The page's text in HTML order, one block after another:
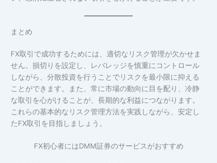
まとめ
FX取引で成功するためには、適切なリスク管理が欠かせま
せん。損切りを設定し、レバレッジを慎重にコントロール
しながら、分散投資を行うことでリスクを最小限に抑える
ことができます。また、常に市場の動向に目を配り、冷静
な取引を心がけることが、長期的な利益につながります。
これらの基本的なリスク管理方法を実践しながら、安定し
たFX取引を目指しましょう。
FX初心者にはDMM証券のサービスがおすすめ